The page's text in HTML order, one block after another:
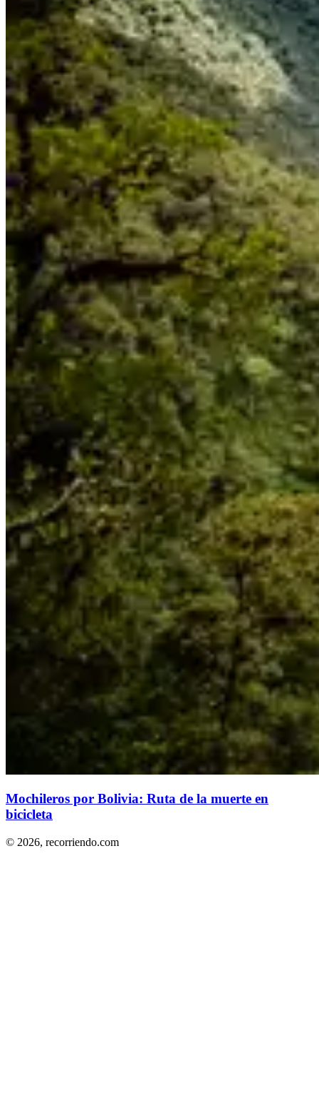
Mochileros por Bolivia: Ruta de la muerte en
bicicleta
© 2026, recorriendo.com